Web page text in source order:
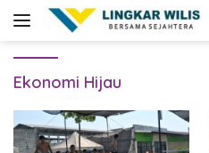
Ekonomi Hijau